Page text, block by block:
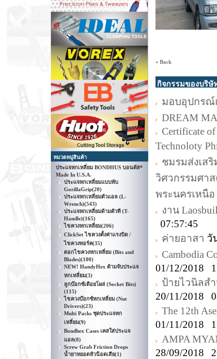
หมวดหมู่สินค้า
ประแจหกเหลี่ยม BONDHUS บอนดัส*
Made In U.S.A.
ประแจหกเหลี่ยมแบบพับ
GorillaGrip(20)
ประแจหกเหลี่ยมตัวแอล (L-
Wrench)(543)
ประแจหกเหลี่ยมด้ามตัวที (T-
Handle)(165)
ไขควงหกเหลี่ยม(206)
ClickSet ไขควงตั้งค่าแรงบิด /
ไขควงทอร์ค(35)
ดอกไขควงหกเหลี่ยม (Bits and
Blades)(100)
NEW! HandyHex ด้ามจับประแจ
หกเหลี่ยม(3)
ลูกบ๊อกซ์เดือยโผล่ (Socket Bits)
(115)
ไขควงบ๊อกซ์หกเหลี่ยม (Nut
Drivers)(23)
Multi Packs ชุดประแจหก
เหลี่ยม(9)
Bondhex Cases เคสใส่ประแจ
แอล(8)
Screw Grab Friction Drops
น้ำยาหยอดหัวน๊อตเสีย(1)
« Back
กิจกรรมของบริษั
มอบอุปกรณ์
DREAM
Certificate
Technoloty
ชมรมส่งเส
วิศวกรรมศา
พระนครเหนือ
งาน
07:57:45
ค่ายอาสา วั
Cambodia
01/12/2018
ป้ายไวนิลส
20/11/2018
The 12th
01/11/2018
AMPA
28/09/2018